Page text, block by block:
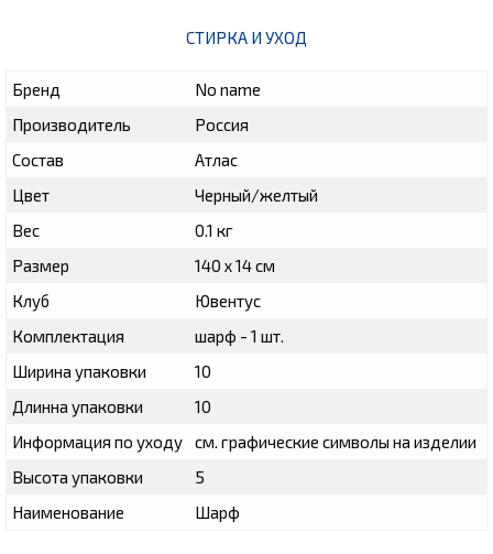
СТИРКА И УХОД
Бренд
No name
Производитель
Россия
Состав
Атлас
Цвет
Черный/желтый
Вес
0.1 кг
Размер
140 х 14 см
Клуб
Ювентус
Комплектация
шарф - 1 шт.
Ширина упаковки
10
Длинна упаковки
10
Информация по уходу
см. графические символы на изделии
Высота упаковки
5
Наименование
Шарф